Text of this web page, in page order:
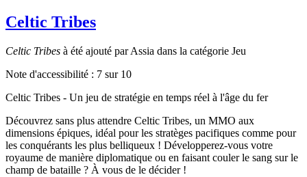
Celtic Tribes
Celtic Tribes à été ajouté par Assia dans la catégorie Jeu
Note d'accessibilité : 7 sur 10
Celtic Tribes - Un jeu de stratégie en temps réel à l'âge du fer
Découvrez sans plus attendre Celtic Tribes, un MMO aux
dimensions épiques, idéal pour les stratèges pacifiques comme pour
les conquérants les plus belliqueux ! Développerez-vous votre
royaume de manière diplomatique ou en faisant couler le sang sur le
champ de bataille ? À vous de le décider !